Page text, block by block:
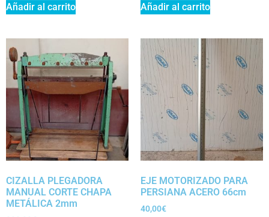
Añadir al carrito Añadir al carrito
CIZALLA PLEGADORA
MANUAL CORTE CHAPA
METÁLICA 2mm
EJE MOTORIZADO PARA
PERSIANA ACERO 66cm
40,00€